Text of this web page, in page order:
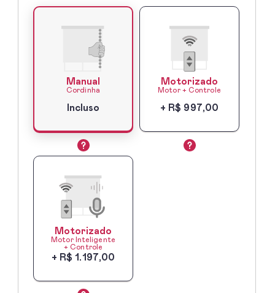
Manual
Cordinha
Incluso
Motorizado
Motor + Controle
+ R$ 997,00
Motorizado
Motor Inteligente
+ Controle
+ R$ 1.197,00